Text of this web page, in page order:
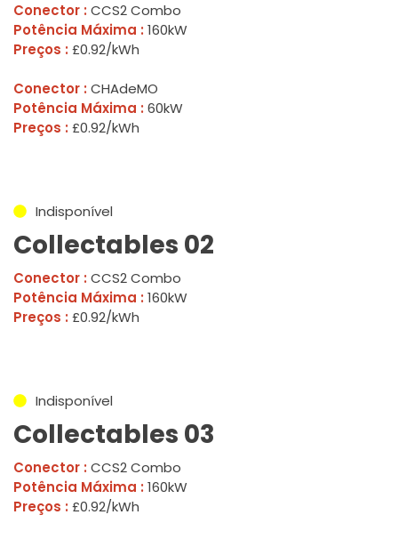
Conector : CCS2 Combo
Potência Máxima : 160kW
Preços : £0.92/kWh
Conector : CHAdeMO
Potência Máxima : 60kW
Preços : £0.92/kWh
Indisponível
Collectables 02
Conector : CCS2 Combo
Potência Máxima : 160kW
Preços : £0.92/kWh
Indisponível
Collectables 03
Conector : CCS2 Combo
Potência Máxima : 160kW
Preços : £0.92/kWh